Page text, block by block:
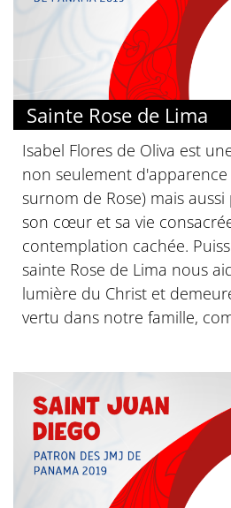
Sainte Rose de Lima
Isabel Flores de Oliva est
non seulement
surnom de Rose) mais
son cœur et sa vie
contemplation cachée.
sainte Rose de Lima nous
lumière du Christ et
vertu dans notre famille,